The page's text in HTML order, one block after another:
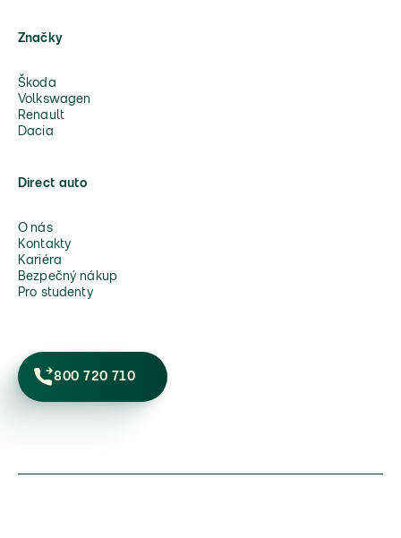
Značky
Škoda
Volkswagen
Renault
Dacia
Direct auto
O nás
Kontakty
Kariéra
Bezpečný nákup
Pro studenty
800 720 710